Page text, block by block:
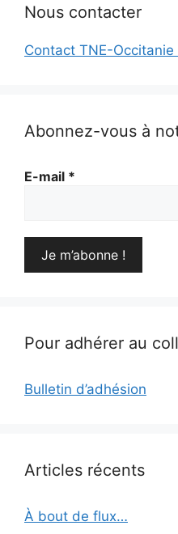
Nous contacter
Contact TNE-
Abonnez-vous à
E-mail *
Pour adhérer au
Bulletin d’adhésion
Articles récents
À bout de flux…